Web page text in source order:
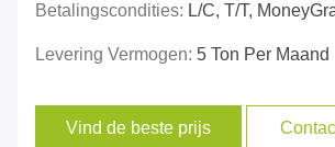
Betalingscondities: L/C, T/T,
Levering Vermogen: 5 Ton Per Maand
Vind de beste prijs